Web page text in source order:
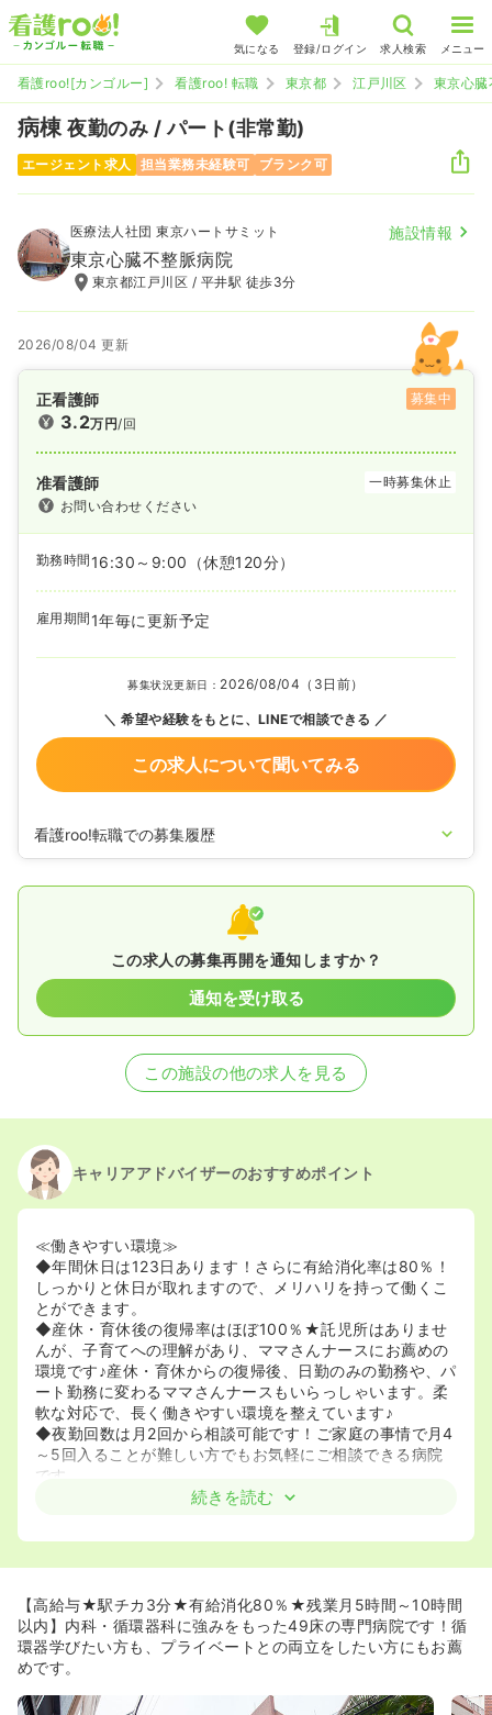
気になる 登録/ログイン 求人検索 メニュー
看護roo![カンゴルー] 看護roo! 転職 東京都 江戸川区 東京心
病棟夜勤のみ / パート(非常勤)
エージェント求人 担当業務未経験可 ブランク可
医療法人社団 東京ハートサミット 施設情報
東京心臓不整脈病院
東京都江戸川区 / 平井駅 徒歩3分
2026/08/04 更新
正看護師 募集中
3.2万円/回
准看護師
一時募集休止
お問い合わせください
勤務時間 16:30～9:00 （休憩120分）
雇用期間 1年毎に更新予定
募集状況更新日： 2026/08/04（3日前）
希望や経験をもとに、LINEで相談できる
この求人について聞いてみる
看護roo!転職での募集履歴
2023/11/09正看護師の募集を休止
准看護師の募集を休止
正・准看護師を募集中
この求人の募集再開を通知しますか？
通知を受け取る
この施設の他の求人を見る
キャリアアドバイザーのおすすめポイント
≪働きやすい環境≫
◆年間休日は123日あります！さらに有給消化率は80％！
しっかりと休日が取れますので、メリハリを持って働くこ
とができます。
◆産休・育休後の復帰率はほぼ100％★託児所はありませ
んが、子育てへの理解があり、ママさんナースにお薦めの
環境です♪産休・育休からの復帰後、日勤のみの勤務や、パ
ート勤務に変わるママさんナースもいらっしゃいます。柔
軟な対応で、長く働きやすい環境を整えています♪
◆夜勤回数は月2回から相談可能です！ご家庭の事情で月4
～5回入ることが難しい方でもお気軽にご相談できる病院
です。
◆どなたにでも住宅手当が25,000円支給されます！また
与水準です！
≪循環器内科を学べます≫
◆循環器内科の専門病院と地域の一般内科両方の側面を持
日本でも有数の不整脈分野の名医が在籍しており、循環器
続きを読む
【高給与★駅チカ3分★有給消化80％★残業月5時間～10時間
以内】内科・循環器科に強みをもった49床の専門病院です！循
環器学びたい方も、プライベートとの両立をしたい方にもお薦
めです。